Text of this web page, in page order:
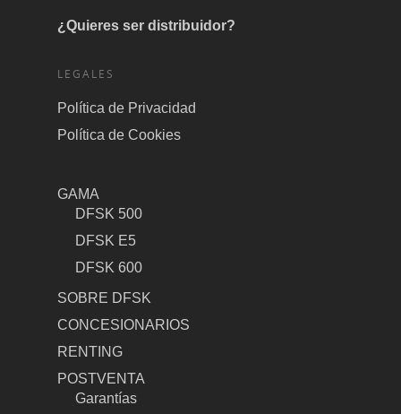
¿Quieres ser distribuidor?
LEGALES
Política de Privacidad
Política de Cookies
GAMA
DFSK 500
DFSK E5
DFSK 600
SOBRE DFSK
CONCESIONARIOS
RENTING
POSTVENTA
Garantías